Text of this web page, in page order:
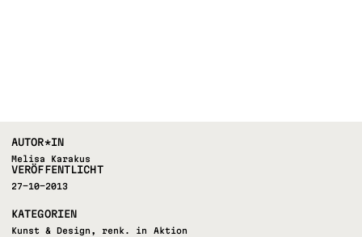
AUTOR*IN
Melisa Karakus
VERÖFFENTLICHT
27-10-2013
KATEGORIEN
Kunst & Design , renk. in Aktion